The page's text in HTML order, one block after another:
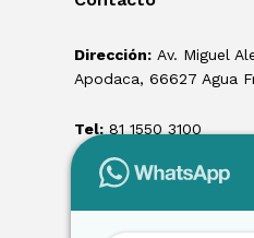
Dirección: Av. Miguel
Apodaca, 66627 Agua
Tel: 81 1550 3100